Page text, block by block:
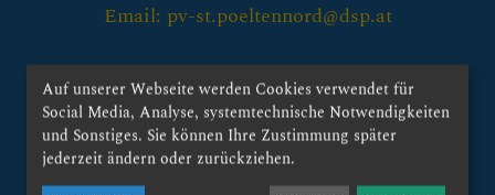
Mitarbeiter
Mesner
Blumenschmuck
Organisten
Email: pv-st.poeltennord@dsp.at
Kontakt:
röm. kath. Stadtpfarramt St. Pölten-Viehofen
Austinstrasse 21
3107 St. Pölten-Traisenpark
Auf unserer Webseite werden Cookies verwendet für
Social Media, Analyse, systemtechnische Notwendigkeiten
und Sonstiges. Sie können Ihre Zustimmung später
jederzeit ändern oder zurückziehen.